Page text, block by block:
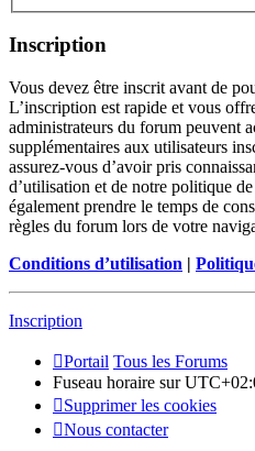
Inscription
Vous devez être inscrit avant de
L’inscription est rapide et vous
administrateurs du forum peuvent
supplémentaires aux utilisateurs
assurez-vous d’avoir pris
d’utilisation et de notre politique
également prendre le temps de
règles du forum lors de votre
Conditions d’utilisation |
Inscription
Portail Tous les Forums
Fuseau horaire sur
Supprimer les cookies
Nous contacter